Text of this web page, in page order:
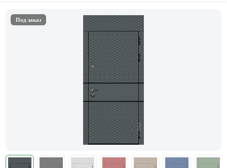
Под заказ